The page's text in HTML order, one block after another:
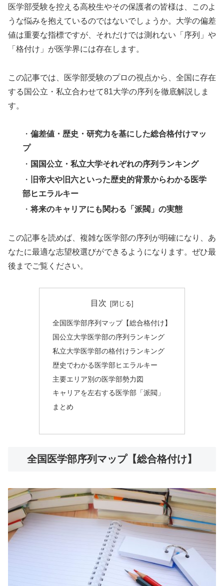
医学部受験を控える高校生やその保護者の皆様は、このよ
うな悩みを抱えているのではないでしょうか。大学の偏差
値は重要な指標ですが、それだけでは測れない「序列」や
「格付け」が医学界には存在します。
この記事では、医学部受験のプロの視点から、全国に存在
する国公立・私立合わせて81大学の序列を徹底解説しま
す。
・偏差値・歴史・研究力を基にした総合格付けマッ
プ
・ 国国公立・私立大学それぞれの序列ランキング
・
旧帝大や旧六といった歴史的背景からわかる医学
部ヒエラルキー
・将来のキャリアにも関わる「派閥」の実態
この記事を読めば、複雑な医学部の序列が明確になり、あ
なたに最適な志望校選びができるようになります。ぜひ最
後までご覧ください。
目次
全国医学部序列マップ【総合格付け】
国公立大学医学部の序列ランキング
私立大学医学部の格付けランキング
歴史でわかる医学部ヒエラルキー
主要エリア別の医学部勢力図
キャリアを左右する医学部「派閥」
まとめ
全国医学部序列マップ【総合格付け】